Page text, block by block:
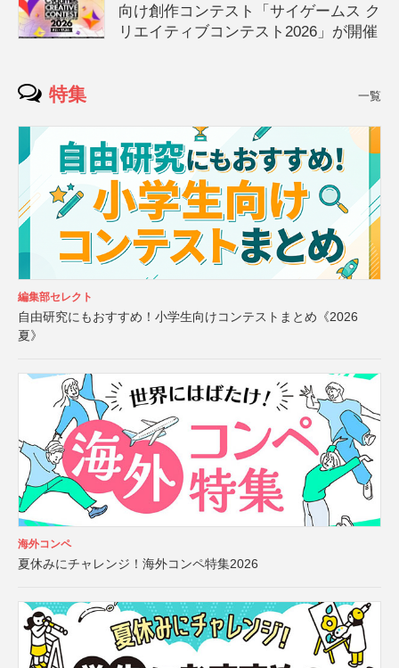
向け創作コンテスト「サイゲームス ク
リエイティブコンテスト2026」が開催
特集 一覧
編集部セレクト
自由研究にもおすすめ！小学生向けコンテストまとめ《2026
夏》
海外コンペ
夏休みにチャレンジ！海外コンペ特集2026